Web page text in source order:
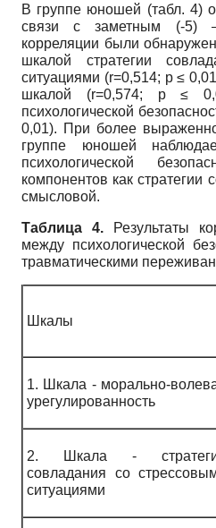
В группе юношей (табл. 4)
связи с заметным (-5)
корреляции были
шкалой стратегии
ситуациями (r=0,514; p ≤
шкалой (r=0,574; p ≤
психологической
0,01). При более
группе юношей
психологической
компонентов как стратегии
смысловой.
Таблица 4. Результаты
между психологической
травматическими
Шкалы
1. Шкала - морально-
урегулированность
2. Шкала -
совладания со
ситуациями